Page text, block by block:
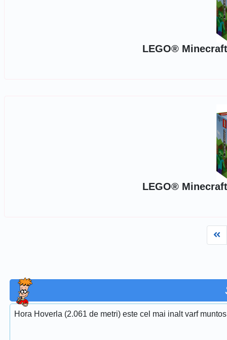
LEGO®
LEGO®
Hora Hoverla (2.061 de metri) este cel mai inalt varf